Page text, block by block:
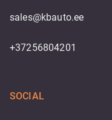
sales@kbauto.ee
+37256804201
SOCIAL